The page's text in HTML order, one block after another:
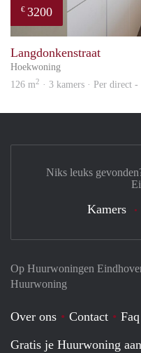
€ 3200
Langdonkenstraat
Hoekwoning
126 m2 · 3 kamers · Per direct
Op Huurwoningen
Huurwoning
Over ons Contact Faq
Gratis je Huurwoning
Niks leuks
Kamers